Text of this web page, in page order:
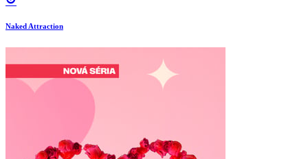
Naked Attraction